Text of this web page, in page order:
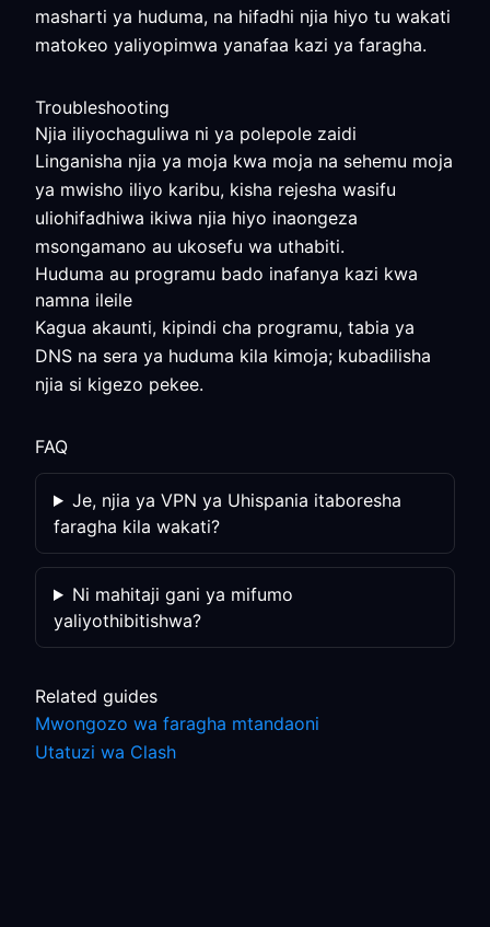
masharti ya huduma, na hifadhi njia hiyo tu wakati
matokeo yaliyopimwa yanafaa kazi ya faragha.
Troubleshooting
Njia iliyochaguliwa ni ya polepole zaidi
Linganisha njia ya moja kwa moja na sehemu moja
ya mwisho iliyo karibu, kisha rejesha wasifu
uliohifadhiwa ikiwa njia hiyo inaongeza
msongamano au ukosefu wa uthabiti.
Huduma au programu bado inafanya kazi kwa
namna ileile
Kagua akaunti, kipindi cha programu, tabia ya
DNS na sera ya huduma kila kimoja; kubadilisha
njia si kigezo pekee.
FAQ
Je, njia ya VPN ya Uhispania itaboresha
faragha kila wakati?
Ni mahitaji gani ya mifumo
yaliyothibitishwa?
Related guides
Mwongozo wa faragha mtandaoni
Utatuzi wa Clash